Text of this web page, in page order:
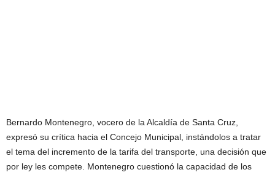
Bernardo Montenegro, vocero de la Alcaldía de Santa Cruz,
expresó su crítica hacia el Concejo Municipal, instándolos a tratar
el tema del incremento de la tarifa del transporte, una decisión que
por ley les compete. Montenegro cuestionó la capacidad de los